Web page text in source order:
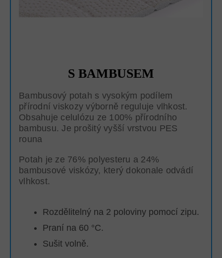
S BAMBUSEM
Bambusový potah s vysokým podílem
přírodní viskozy výborně reguluje vlhkost.
Obsahuje celulózu ze 100% přírodního
bambusu. Je prošitý vyšší vrstvou PES
rouna
Potah je ze 76% polyesteru a 24%
bambusové viskózy, který dokonale odvádí
vlhkost.
Rozdělitelný na 2 poloviny pomocí zipu.
Praní na 60 °C.
Sušit volně.